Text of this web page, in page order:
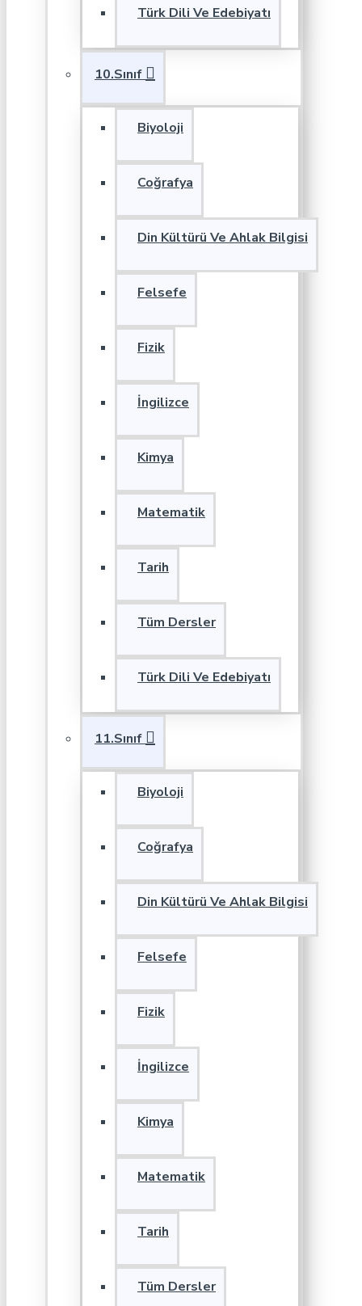
Türk Dili Ve Edebiyatı
10.Sınıf
Biyoloji
Coğrafya
Din Kültürü Ve Ahlak Bilgisi
Felsefe
Fizik
İngilizce
Kimya
Matematik
Tarih
Tüm Dersler
Türk Dili Ve Edebiyatı
11.Sınıf
Biyoloji
Coğrafya
Din Kültürü Ve Ahlak Bilgisi
Felsefe
Fizik
İngilizce
Kimya
Matematik
Tarih
Tüm Dersler